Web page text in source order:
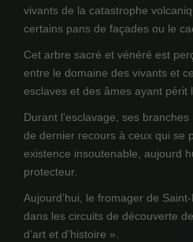
vivants de la catastrophe
certains pans de façades ou le
Cet arbre sacré et vénéré est
entre le domaine des vivants et
esclaves et des âmes ayant périt
Durant l’esclavage, ses
de dernier recours à ceux qui se
existence insoutenable, aujourd
protecteur.
Aujourd’hui, le fromager de
dans les circuits de découverte
d’art et d’histoire ».